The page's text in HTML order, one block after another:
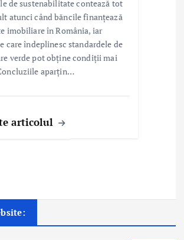
de sustenabilitate contează tot
atunci când băncile finanțează
imobiliare în România, iar
care îndeplinesc standardele de
verde pot obține condiții mai
aparțin…
articolul